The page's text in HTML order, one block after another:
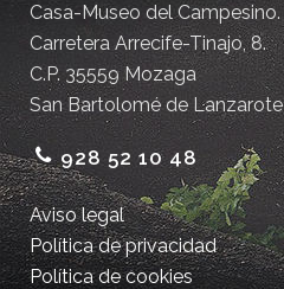
Casa-Museo del Campesino.
Carretera Arrecife-Tinajo, 8.
C.P. 35559 Mozaga
San Bartolomé de Lanzarote
928 52 10 48
Aviso legal
Política de privacidad
Política de cookies